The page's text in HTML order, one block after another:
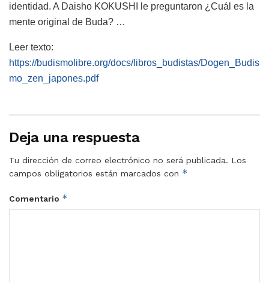
identidad. A Daisho KOKUSHI le preguntaron ¿Cuál es la
mente original de Buda? …
Leer texto:
https://budismolibre.org/docs/libros_budistas/Dogen_Budis
mo_zen_japones.pdf
Deja una respuesta
Tu dirección de correo electrónico no será publicada. Los
campos obligatorios están marcados con *
Comentario *